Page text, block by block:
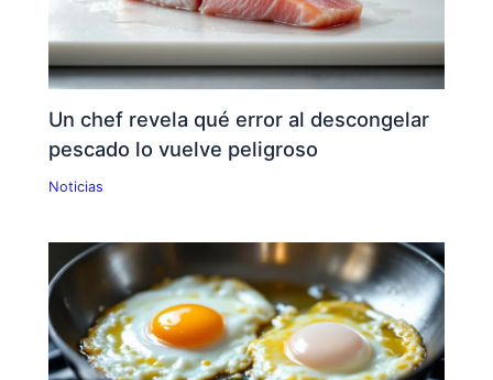
Un chef revela qué error al descongelar
pescado lo vuelve peligroso
Noticias